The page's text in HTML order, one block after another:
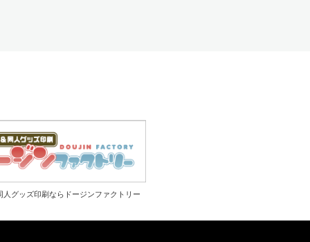
人グッズ印刷ならドージンファクトリー